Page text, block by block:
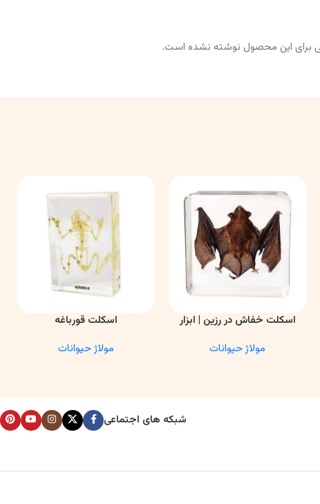
برای این محصول نوشته نشده است.
اطلاعات بیشتر
اسکلت خفاش در رزین | ابزار
مولاژ حیوانات
اطلاعات بیشتراسکلت قورباغه
مولاژ حیوانات
شبکه های اجتماعی